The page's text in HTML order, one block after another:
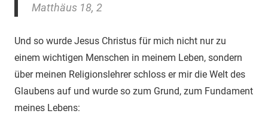
Matthäus 18, 2
Und so wurde Jesus Christus für mich nicht nur zu
einem wichtigen Menschen in meinem Leben, sondern
über meinen Religionslehrer schloss er mir die Welt des
Glaubens auf und wurde so zum Grund, zum Fundament
meines Lebens: